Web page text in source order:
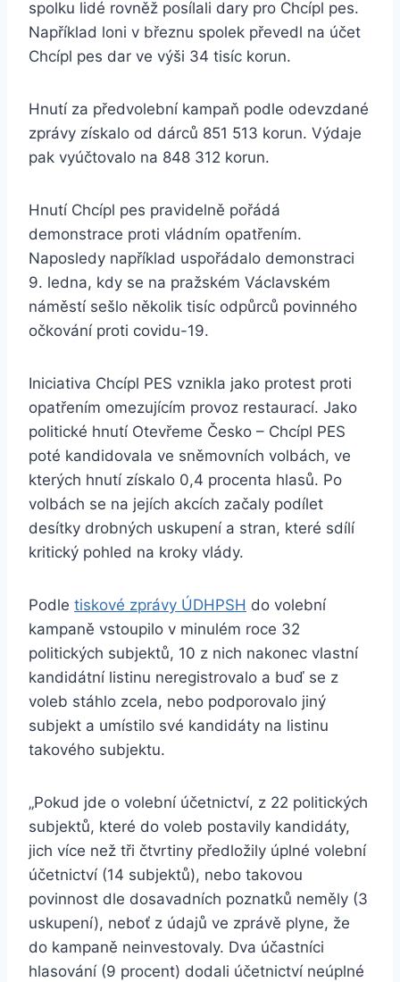
spolku lidé rovněž posílali dary pro Chcípl pes.
Například loni v březnu spolek převedl na účet
Chcípl pes dar ve výši 34 tisíc korun.
Hnutí za předvolební kampaň podle odevzdané
zprávy získalo od dárců 851 513 korun. Výdaje
pak vyúčtovalo na 848 312 korun.
Hnutí Chcípl pes pravidelně pořádá
demonstrace proti vládním opatřením.
Naposledy například uspořádalo demonstraci
9. ledna, kdy se na pražském Václavském
náměstí sešlo několik tisíc odpůrců povinného
očkování proti covidu-19.
Iniciativa Chcípl PES vznikla jako protest proti
opatřením omezujícím provoz restaurací. Jako
politické hnutí Otevřeme Česko – Chcípl PES
poté kandidovala ve sněmovních volbách, ve
kterých hnutí získalo 0,4 procenta hlasů. Po
volbách se na jejích akcích začaly podílet
desítky drobných uskupení a stran, které sdílí
kritický pohled na kroky vlády.
Podle tiskové zprávy ÚDHPSH do volební
kampaně vstoupilo v minulém roce 32
politických subjektů, 10 z nich nakonec vlastní
kandidátní listinu neregistrovalo a buď se z
voleb stáhlo zcela, nebo podporovalo jiný
subjekt a umístilo své kandidáty na listinu
takového subjektu.
„Pokud jde o volební účetnictví, z 22 politických
subjektů, které do voleb postavily kandidáty,
jich více než tři čtvrtiny předložily úplné volební
účetnictví (14 subjektů), nebo takovou
povinnost dle dosavadních poznatků neměly (3
uskupení), neboť z údajů ve zprávě plyne, že
do kampaně neinvestovaly. Dva účastníci
hlasování (9 procent) dodali účetnictví neúplné